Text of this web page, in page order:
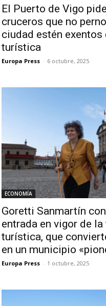
El Puerto de Vigo
cruceros que no
ciudad estén exentos
turística
Europa Press - 6 octubre, 2025
ECONOMÍA
Goretti Sanmartín
entrada en vigor de la
turística, que
en un municipio
Europa Press - 1 octubre, 2025